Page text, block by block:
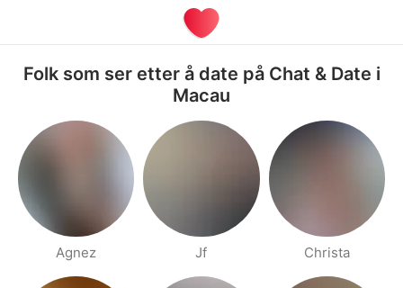
Folk som ser etter å date på Chat & Date i
Macau
Agnez Jf Christa